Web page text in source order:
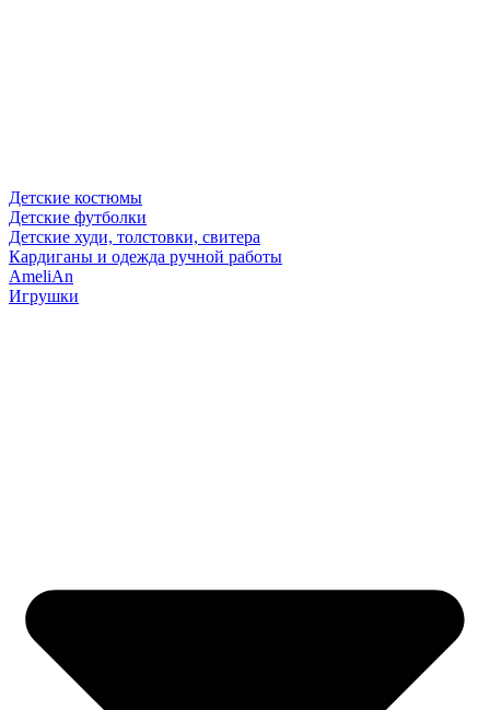
Детские костюмы
Детские футболки
Детские худи, толстовки, свитера
Кардиганы и одежда ручной работы
AmeliAn
Игрушки